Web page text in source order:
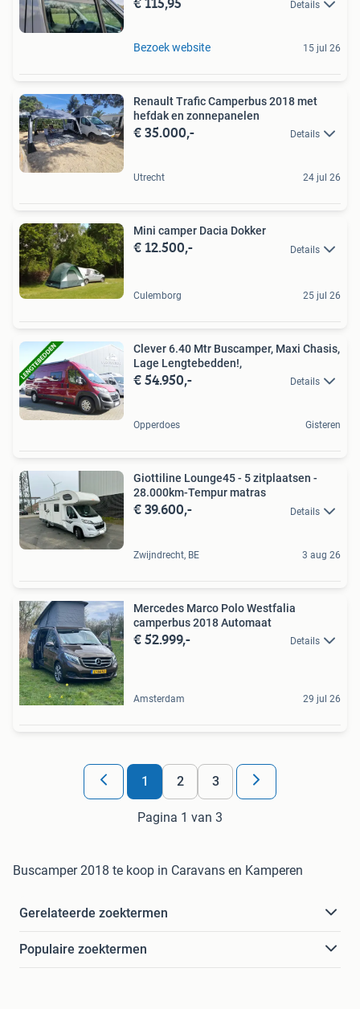
Details
Bezoek website 15 jul 26
Renault Trafic Camperbus 2018 met
hefdak en zonnepanelen
€ 35.000,- Details
Utrecht 24 jul 26
Mini camper Dacia Dokker
€ 12.500,- Details
Culemborg 25 jul 26
Clever 6.40 Mtr Buscamper, Maxi Chasis,
Lage Lengtebedden!,
€ 54.950,- Details
Opperdoes Gisteren
Giottiline Lounge45 - 5 zitplaatsen -
28.000km-Tempur matras
€ 39.600,- Details
Zwijndrecht, BE 3 aug 26
Mercedes Marco Polo Westfalia
camperbus 2018 Automaat
€ 52.999,- Details
Amsterdam 29 jul 26
1 2 3
Pagina 1 van 3
Buscamper 2018 te koop in Caravans en Kamperen
Gerelateerde zoektermen
Populaire zoektermen